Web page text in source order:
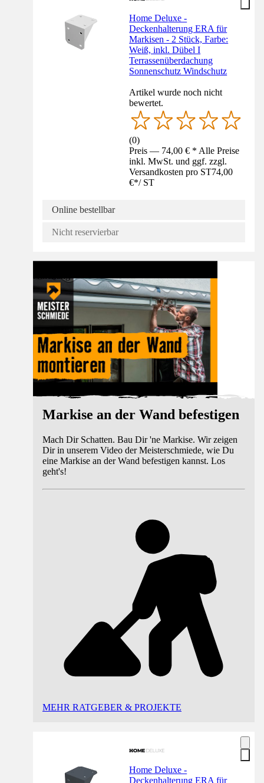
Home Deluxe -
Deckenhalterung ERA für
Markisen - 2 Stück, Farbe:
Weiß, inkl. Dübel I
Terrassenüberdachung
Sonnenschutz Windschutz
Artikel wurde noch nicht
bewertet.
(0)
Preis — 74,00 € * Alle Preise
inkl. MwSt. und ggf. zzgl.
Versandkosten pro ST74,00
€*/ ST
Online bestellbar
Nicht reservierbar
Markise an der Wand befestigen
Mach Dir Schatten. Bau Dir 'ne Markise. Wir zeigen
Dir in unserem Video der Meisterschmiede, wie Du
eine Markise an der Wand befestigen kannst. Los
geht's!
MEHR RATGEBER & PROJEKTE
Home Deluxe -
Deckenhalterung ERA für